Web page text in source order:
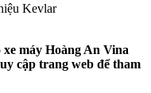
Kevlar
máy Hoàng An Vina
cập trang web để tham